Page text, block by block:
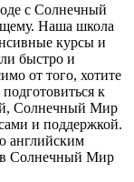
с Солнечный
Наша школа
курсы и
быстро и
от того, хотите
к
Солнечный Мир
и поддержкой.
английским
в Солнечный Мир